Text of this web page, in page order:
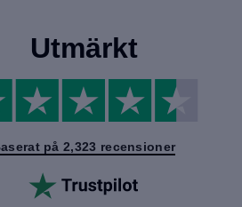
Utmärkt
på 2,323 recensioner